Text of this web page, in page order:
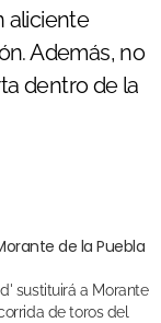
aliciente
Además, no
dentro de la
de la Puebla
de toros del